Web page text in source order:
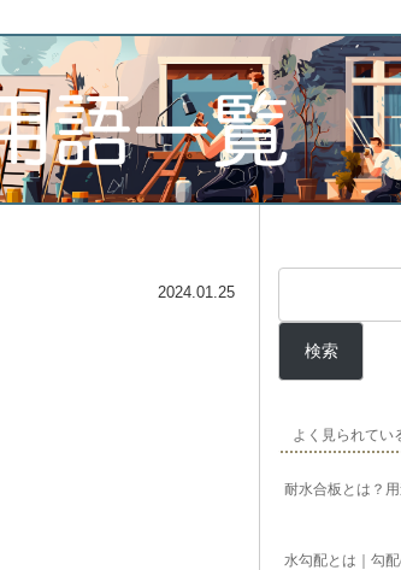
2024.01.25
検索
よく見られてい
耐水合板とは？
水勾配とは｜勾